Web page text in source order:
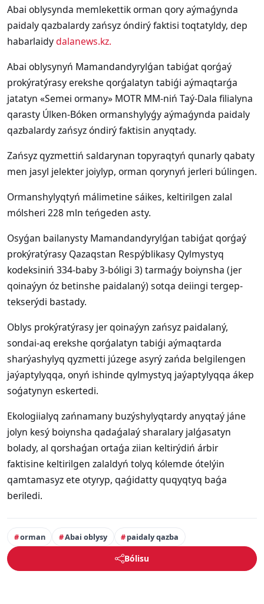
Abai oblysynda memlekettik orman qory aýmaǵynda
paidaly qazbalardy zańsyz óndirý faktisi toqtatyldy, dep
habarlaidydalanews.kz.
Abai oblysynyń Mamandandyrylǵan tabiǵat qorǵaý
prokýratýrasy erekshe qorǵalatyn tabiǵi aýmaqtarǵa
jatatyn «Semei ormany» MOTR MM-niń Taý-Dala filialyna
qarasty Úlken-Bóken ormanshylyǵy aýmaǵynda paidaly
qazbalardy zańsyz óndirý faktisin anyqtady.
Zańsyz qyzmettiń saldarynan topyraqtyń qunarly qabaty
men jasyl jelekter joiylyp, orman qorynyń jerleri búlingen.
Ormanshylyqtyń málimetine sáikes, keltirilgen zalal
mólsheri 228 mln teńgeden asty.
Osyǵan bailanysty Mamandandyrylǵan tabiǵat qorǵaý
prokýratýrasy Qazaqstan Respýblikasy Qylmystyq
kodeksiniń 334-baby 3-bóligi 3) tarmaǵy boiynsha (jer
qoinaýyn óz betinshe paidalaný) sotqa deiingi tergep-
tekserýdi bastady.
Oblys prokýratýrasy jer qoinaýyn zańsyz paidalaný,
sondai-aq erekshe qorǵalatyn tabiǵi aýmaqtarda
sharýashylyq qyzmetti júzege asyrý zańda belgilengen
jaýaptylyqqa, onyń ishinde qylmystyq jaýaptylyqqa ákep
soǵatynyn eskertedi.
Ekologiialyq zańnamany buzýshylyqtardy anyqtaý jáne
jolyn kesý boiynsha qadaǵalaý sharalary jalǵasatyn
bolady, al qorshaǵan ortaǵa ziian keltirýdiń árbir
faktisine keltirilgen zalaldyń tolyq kólemde ótelýin
qamtamasyz ete otyryp, qaǵidatty quqyqtyq baǵa
beriledi.
orman Abai oblysy paidaly qazba
Bólisu